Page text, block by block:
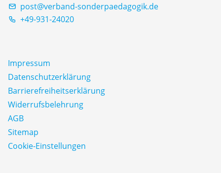
post@verband-sonderpaedagogik.de
+49-931-24020
Impressum
Datenschutz­erklärung
Barrierefreiheitserklärung
Widerrufsbelehrung
AGB
Sitemap
Cookie-Einstellungen